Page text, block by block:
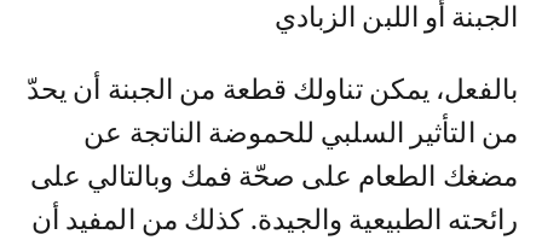
الجبنة أو اللبن الزبادي
بالفعل، يمكن تناولك قطعة من الجبنة أن يحدّ
من التأثير السلبي للحموضة الناتجة عن
مضغك الطعام على صحّة فمك وبالتالي على
رائحته الطبيعية والجيدة. كذلك من المفيد أن